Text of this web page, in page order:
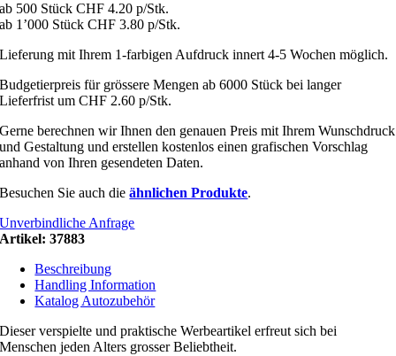
ab 500 Stück CHF 4.20 p/Stk.
ab 1’000 Stück CHF 3.80 p/Stk.
Lieferung mit Ihrem 1-farbigen Aufdruck innert 4-5 Wochen möglich.
Budgetierpreis für grössere Mengen ab 6000 Stück bei langer
Lieferfrist um CHF 2.60 p/Stk.
Gerne berechnen wir Ihnen den genauen Preis mit Ihrem Wunschdruck
und Gestaltung und erstellen kostenlos einen grafischen Vorschlag
anhand von Ihren gesendeten Daten.
Besuchen Sie auch dieähnlichen Produkte.
Unverbindliche Anfrage
Artikel:37883
Beschreibung
Handling Information
Katalog Autozubehör
Dieser verspielte und praktische Werbeartikel erfreut sich bei
Menschen jeden Alters grosser Beliebtheit.